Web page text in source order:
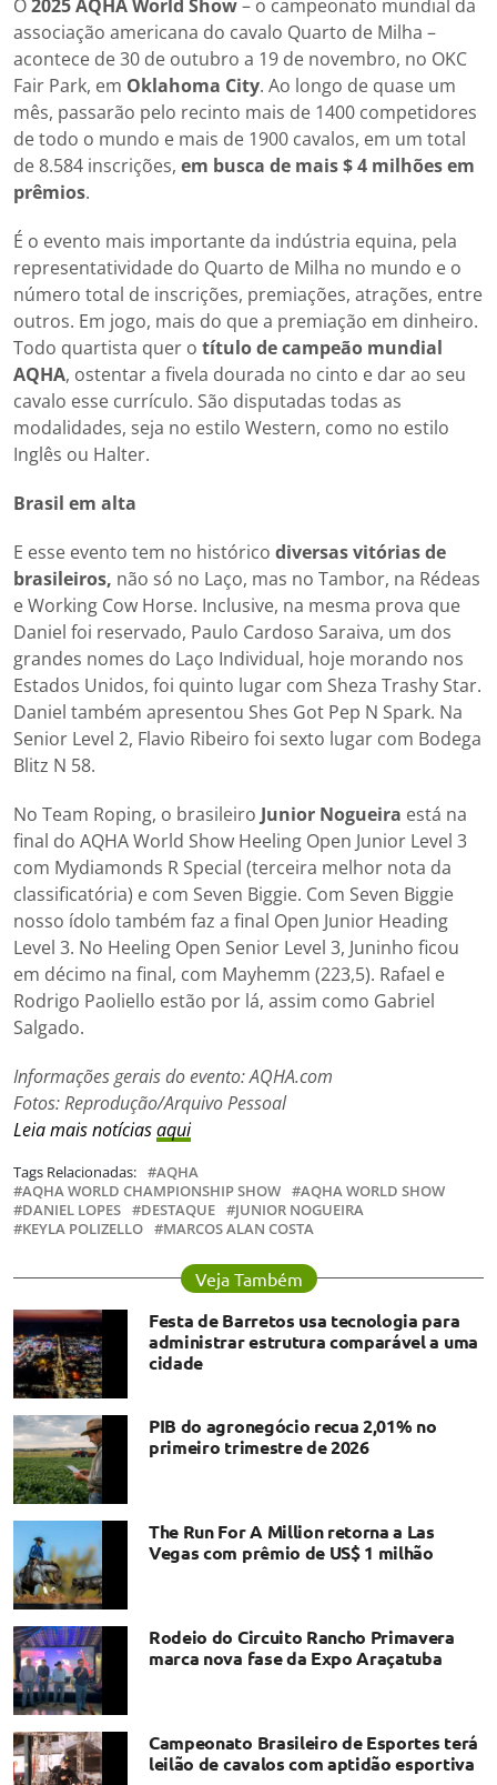
O2025 AQHA World Show– o campeonato mundial da
associação americana do cavalo Quarto de Milha –
acontece de 30 de outubro a 19 de novembro, no OKC
Fair Park, em Oklahoma City. Ao longo de quase um
mês, passarão pelo recinto mais de 1400 competidores
de todo o mundo e mais de 1900 cavalos, em um total
de 8.584 inscrições, em busca de mais $ 4 milhões em
prêmios.
É o evento mais importante da indústria equina, pela
representatividade do Quarto de Milha no mundo e o
número total de inscrições, premiações, atrações, entre
outros. Em jogo, mais do que a premiação em dinheiro.
Todo quartista quer o título de campeão mundial
AQHA, ostentar a fivela dourada no cinto e dar ao seu
cavalo esse currículo. São disputadas todas as
modalidades, seja no estilo Western, como no estilo
Inglês ou Halter.
Brasil em alta
E esse evento tem no histórico diversas vitórias de
brasileiros, não só no Laço, mas no Tambor, na Rédeas
e Working Cow Horse. Inclusive, na mesma prova que
Daniel foi reservado, Paulo Cardoso Saraiva, um dos
grandes nomes do Laço Individual, hoje morando nos
Estados Unidos, foi quinto lugar com Sheza Trashy Star.
Daniel também apresentou Shes Got Pep N Spark. Na
Senior Level 2, Flavio Ribeiro foi sexto lugar com Bodega
Blitz N 58.
No Team Roping, o brasileiro Junior Nogueira está na
final do AQHA World Show Heeling Open Junior Level 3
com Mydiamonds R Special (terceira melhor nota da
classificatória) e com Seven Biggie. Com Seven Biggie
nosso ídolo também faz a final Open Junior Heading
Level 3. No Heeling Open Senior Level 3, Juninho ficou
em décimo na final, com Mayhemm (223,5). Rafael e
Rodrigo Paoliello estão por lá, assim como Gabriel
Salgado.
Informações gerais do evento: AQHA.com
Fotos: Reprodução/Arquivo Pessoal
Leia mais notíciasaqui
Tags Relacionadas:
AQHA
AQHA WORLD CHAMPIONSHIP SHOW
AQHA WORLD SHOW
DANIEL LOPES
DESTAQUE
JUNIOR NOGUEIRA
KEYLA POLIZELLO
MARCOS ALAN COSTA
Veja Também
Festa de Barretos usa tecnologia para
administrar estrutura comparável a uma
cidade
PIB do agronegócio recua 2,01% no
primeiro trimestre de 2026
The Run For A Million retorna a Las
Vegas com prêmio de US$ 1 milhão
Rodeio do Circuito Rancho Primavera
marca nova fase da Expo Araçatuba
Campeonato Brasileiro de Esportes terá
leilão de cavalos com aptidão esportiva